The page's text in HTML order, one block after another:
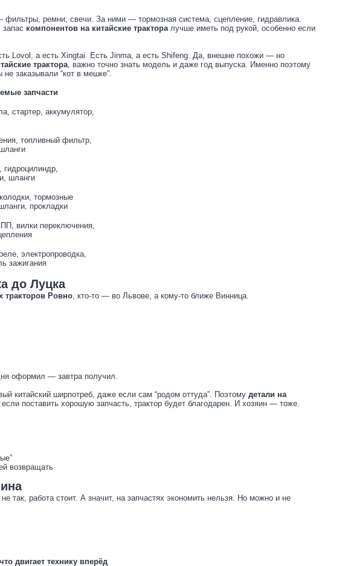
ремни, свечи. За ними — тормозная система, сцепление, гидравлика.
компонентов на китайские тракторалучше иметь под рукой, особенно если
Lovol, а есть Xingtai. Есть Jinma, а есть Shifeng. Да, внешне похожи — но
трактора, важно точно знать модель и даже год выпуска. Именно поэтому
заказывали “кот в мешке”.
запчасти
стартер, аккумулятор,
топливный фильтр,
гидроцилиндр,
шланги
тормозные
прокладки
вилки переключения,
электропроводка,
зажигания
до Луцка
тракторов Ровно, кто-то — во Львове, а кому-то ближе Винница.
оформил — завтра получил.
китайский ширпотреб, даже если сам “родом оттуда”. Поэтому детали на
поставить хорошую запчасть, трактор будет благодарен. И хозяин — тоже.
возвращать
работа стоит. А значит, на запчастях экономить нельзя. Но можно и не
двигает технику вперёд